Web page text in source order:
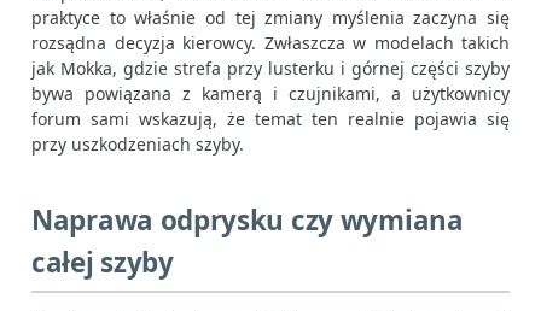
praktyce to właśnie od tej zmiany myślenia zaczyna się
rozsądna decyzja kierowcy. Zwłaszcza w modelach takich
jak Mokka, gdzie strefa przy lusterku i górnej części szyby
bywa powiązana z kamerą i czujnikami, a użytkownicy
forum sami wskazują, że temat ten realnie pojawia się
przy uszkodzeniach szyby.
Naprawa odprysku czy wymiana
całej szyby